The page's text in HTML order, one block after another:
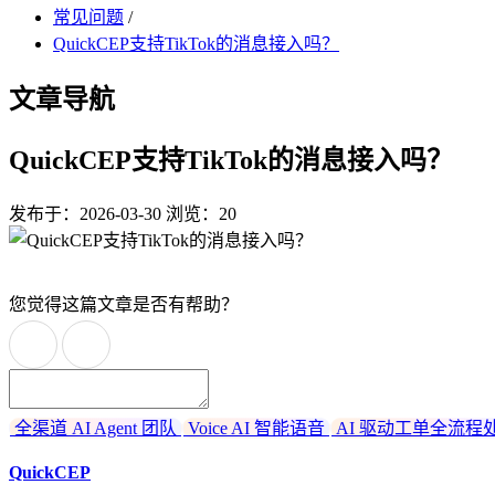
常见问题 /
QuickCEP支持TikTok的消息接入吗？
文章导航
QuickCEP支持TikTok的消息接入吗？
发布于：2026-03-30 浏览：20
您觉得这篇文章是否有帮助？
全渠道 AI Agent 团队 Voice AI 智能语音 AI 驱动工单全流程
QuickCEP